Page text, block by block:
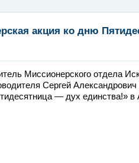
акция ко дню
Миссионерского отдела
Сергей
— дух единства!»